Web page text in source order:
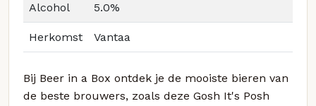
Alcohol 5.0%
Herkomst Vantaa
Bij Beer in a Box ontdek je de mooiste bieren van
de beste brouwers, zoals deze Gosh It's Posh